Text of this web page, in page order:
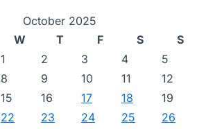
October 2025
W T F S
S
1
2 3 4
5
8 9 10 11
12
15 16 17 18
19
22 23 24 25
26